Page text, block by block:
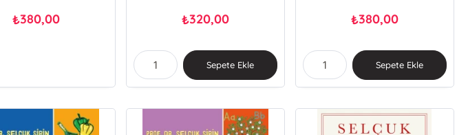
₺380,00 ₺320,00
Sepete Ekle
₺380,00
Sepete Ekle